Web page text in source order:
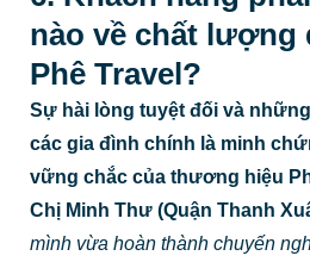
nào về chất lượng
Phê Travel?
Sự hài lòng tuyệt đối và
các gia đình chính là minh
vững chắc của thương hiệu
Chị Minh Thư (Quận Thanh
mình vừa hoàn thành chuyến